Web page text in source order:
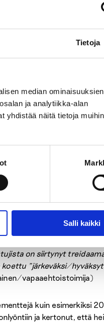
Tietoja
median
ja analytiikka-alan
yhdistää näitä tietoja
Salli kaikki
jo vuosia, on se
kansalaisiakin.
kävi ilmi, että
Kyselyyn
esiin vuoden 2021
2012.
yleisimmin joko
hakeutui avun piiriin
on siirtynyt
”järkeväksi/
vapaaehtoistoimija)
kuin esimerkiksi
ja kertonut, että